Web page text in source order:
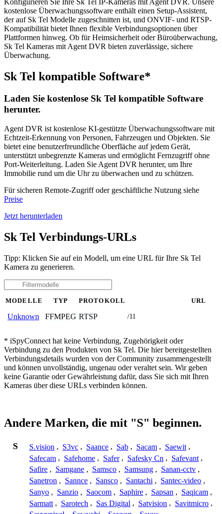
Konfigurieren Sie Ihre Sk Tel IP-Kameras mit Agent DVR. Unsere
kostenlose Überwachungssoftware enthält einen Setup-Assistent,
der auf Sk Tel Modelle zugeschnitten ist, und ONVIF- und RTSP-
Kompatibilität bietet Ihnen flexible Verbindungsoptionen über
Plattformen hinweg. Ob für Heimsicherheit oder Büroüberwachung,
Sk Tel Kameras mit Agent DVR bieten zuverlässige, sichere
Überwachung.
Sk Tel kompatible Software*
Laden Sie kostenlose Sk Tel kompatible Software
herunter.
Agent DVR ist kostenlose KI-gestützte Überwachungssoftware mit
Echtzeit-Erkennung von Personen, Fahrzeugen und Objekten. Sie
bietet eine benutzerfreundliche Oberfläche auf jedem Gerät,
unterstützt unbegrenzte Kameras und ermöglicht Fernzugriff ohne
Port-Weiterleitung. Laden Sie Agent DVR herunter, um Ihre
Immobilie rund um die Uhr zu überwachen und zu schützen.
Für sicheren Remote-Zugriff oder geschäftliche Nutzung siehe
Preise
Jetzt herunterladen
Sk Tel Verbindungs-URLs
Tipp: Klicken Sie auf ein Modell, um eine URL für Ihre Sk Tel
Kamera zu generieren.
MODELLE TYP PROTOKOLL URL
Unknown FFMPEG RTSP /11
* iSpyConnect hat keine Verbindung, Zugehörigkeit oder
Verbindung zu den Produkten von Sk Tel. Die hier bereitgestellten
Verbindungsdetails wurden von der Community zusammengestellt
und können unvollständig, ungenau oder veraltet sein. Wir geben
keine Garantie oder Gewährleistung dafür, dass Sie sich mit Ihren
Kameras über diese URLs verbinden können.
Andere Marken, die mit "S" beginnen.
S S.vision , S3vc , Saance , Sab , Sacam , Saewit ,
Safecam , Safehome , Safer , Safesky Cn , Safevant ,
Safire , Samgane , Samsco , Samsung , Sanan-cctv ,
Sanetron , Sannce , Sansco , Santachi , Santec-video ,
Sanyo , Sanzio , Saocom , Saphire , Sapsan , Saqicam ,
Sarmatt , Sarotech , Sas Digital , Satvision , Savitmicro ,